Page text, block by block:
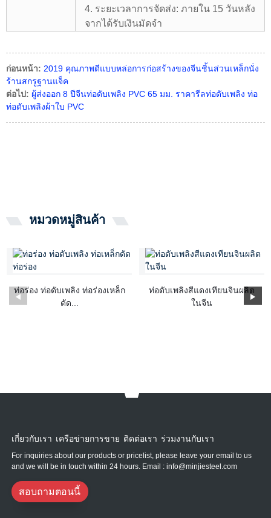
4. ระยะเวลาการจัดส่ง: ภายใน 15 วันหลัง
จากได้รับเงินมัดจำ
ก่อนหน้า: 2019 คุณภาพดีแบบหล่อการก่อสร้างของจีนชิ้นส่วนเหล็กนั่ง
ร้านสกรูฐานแจ็ค
ต่อไป: ผู้ส่งออก 8 ปีจีนท่อดับเพลิง PVC 65 มม. ราคารีลท่อดับเพลิง ท่อ
ท่อดับเพลิงผ้าใบ PVC
หมวดหมู่สินค้า
ท่อร่อง ท่อดับเพลิง ท่อร่องเหล็ก
ดัด...
ท่อดับเพลิงสีแดงเทียนจินผลิต
ในจีน
เกี่ยวกับเรา เครือข่ายการขาย ติดต่อเรา ร่วมงานกับเรา
For inquiries about our products or pricelist, please leave your email to us
and we will be in touch within 24 hours. Email : info@minjiesteel.com
สอบถามตอนนี้